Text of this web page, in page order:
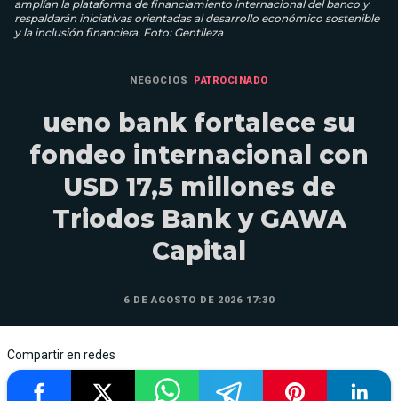
amplían la plataforma de financiamiento internacional del banco y
respaldarán iniciativas orientadas al desarrollo económico sostenible
y la inclusión financiera. Foto: Gentileza
NEGOCIOS PATROCINADO
ueno bank fortalece su
fondeo internacional con
USD 17,5 millones de
Triodos Bank y GAWA
Capital
6 DE AGOSTO DE 2026 17:30
Compartir en redes